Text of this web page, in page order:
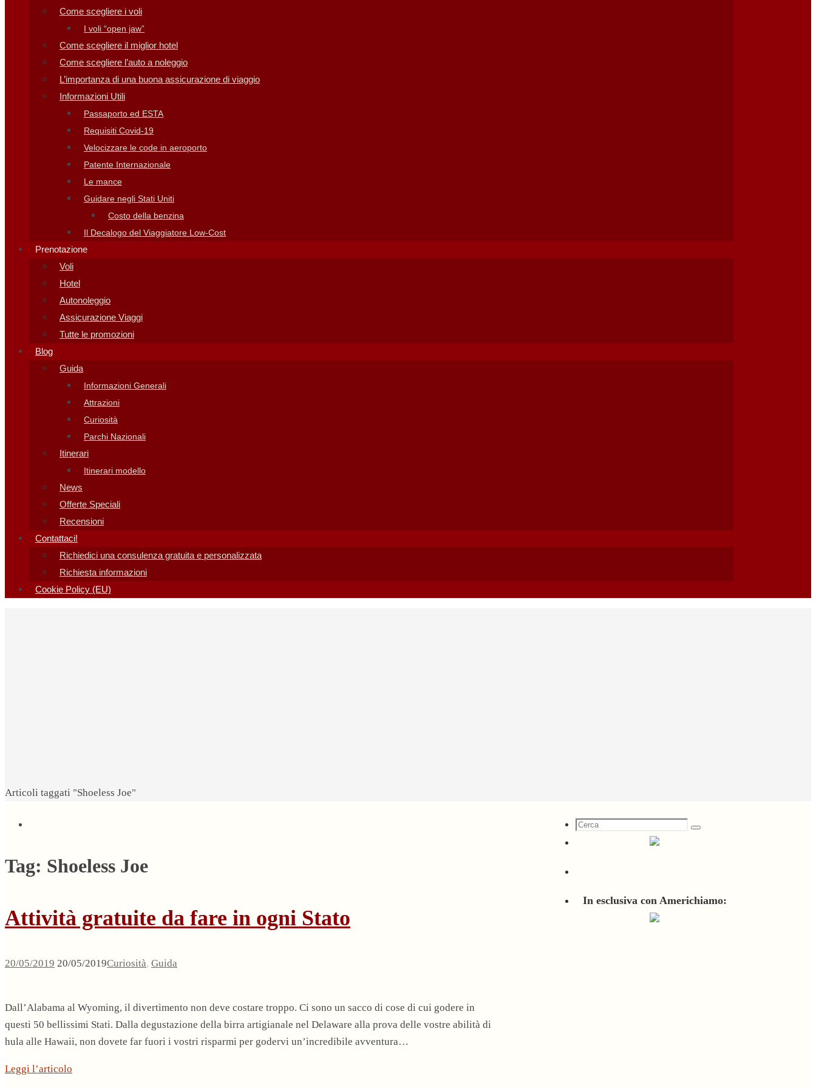
Come scegliere i voli
I voli “open jaw”
Come scegliere il miglior hotel
Come scegliere l’auto a noleggio
L’importanza di una buona assicurazione di viaggio
Informazioni Utili
Passaporto ed ESTA
Requisiti Covid-19
Velocizzare le code in aeroporto
Patente Internazionale
Le mance
Guidare negli Stati Uniti
Costo della benzina
Il Decalogo del Viaggiatore Low-Cost
Prenotazione
Voli
Hotel
Autonoleggio
Assicurazione Viaggi
Tutte le promozioni
Blog
Guida
Informazioni Generali
Attrazioni
Curiosità
Parchi Nazionali
Itinerari
Itinerari modello
News
Offerte Speciali
Recensioni
Contattaci!
Richiedici una consulenza gratuita e personalizzata
Richiesta informazioni
Cookie Policy (EU)
Home
Articoli taggati "Shoeless Joe"
Tag: Shoeless Joe
Attività gratuite da fare in ogni Stato
20/05/2019 20/05/2019Curiosità, Guida
Dall’Alabama al Wyoming, il divertimento non deve costare troppo. Ci sono un sacco di cose di cui godere in
questi 50 bellissimi Stati. Dalla degustazione della birra artigianale nel Delaware alla prova delle vostre abilità di
hula alle Hawaii, non dovete far fuori i vostri risparmi per godervi un’incredibile avventura…
Leggi l’articolo
Cerca
Cerca
In esclusiva con Americhiamo: